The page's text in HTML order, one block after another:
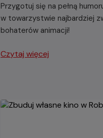
Przygotuj się na pełną
w towarzystwie najbardziej
bohaterów animacji!
Czytaj więcej